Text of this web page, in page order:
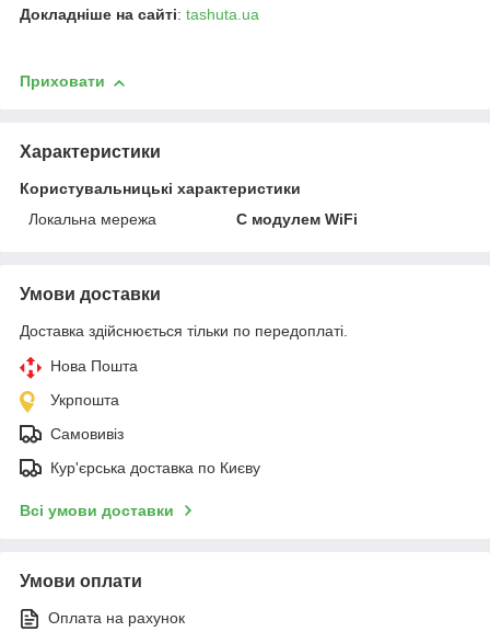
Докладніше на сайті: tashuta.ua
Приховати
Характеристики
Користувальницькі характеристики
Локальна мережа
C модулем WiFi
Умови доставки
Доставка здійснюється тільки по передоплаті.
Нова Пошта
Укрпошта
Самовивіз
Кур'єрська доставка по Києву
Всі умови доставки
Умови оплати
Оплата на рахунок